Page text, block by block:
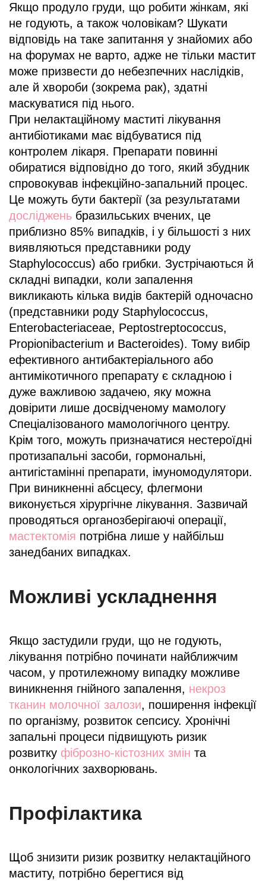
Якщо продуло груди, що робити жінкам, які
не годують, а також чоловікам? Шукати
відповідь на таке запитання у знайомих або
на форумах не варто, адже не тільки мастит
може призвести до небезпечних наслідків,
але й хвороби (зокрема рак), здатні
маскуватися під нього.
При нелактаційному маститі лікування
антибіотиками має відбуватися під
контролем лікаря. Препарати повинні
обиратися відповідно до того, який збудник
спровокував інфекційно-запальний процес.
Це можуть бути бактерії (за результатами
досліджень бразильських вчених, це
приблизно 85% випадків, і у більшості з них
виявляються представники роду
Staphylococcus) або грибки. Зустрічаються й
складні випадки, коли запалення
викликають кілька видів бактерій одночасно
(представники роду Staphylococcus,
Enterobacteriaceae, Peptostreptococcus,
Propionibacterium и Bacteroides). Тому вибір
ефективного антибактеріального або
антимікотичного препарату є складною і
дуже важливою задачею, яку можна
довірити лише досвідченому мамологу
Спеціалізованого мамологічного центру.
Крім того, можуть призначатися нестероїдні
протизапальні засоби, гормональні,
антигістамінні препарати, імуномодулятори.
При виникненні абсцесу, флегмони
виконується хірургічне лікування. Зазвичай
проводяться органозберігаючі операції,
мастектомія потрібна лише у найбільш
занедбаних випадках.
Можливі ускладнення
Якщо застудили груди, що не годують,
лікування потрібно починати найближчим
часом, у протилежному випадку можливе
виникнення гнійного запалення, некроз
тканин молочної залози, поширення інфекції
по організму, розвиток сепсису. Хронічні
запальні процеси підвищують ризик
розвитку фіброзно-кістозних змін та
онкологічних захворювань.
Профілактика
Щоб знизити ризик розвитку нелактаційного
маститу, потрібно берегтися від